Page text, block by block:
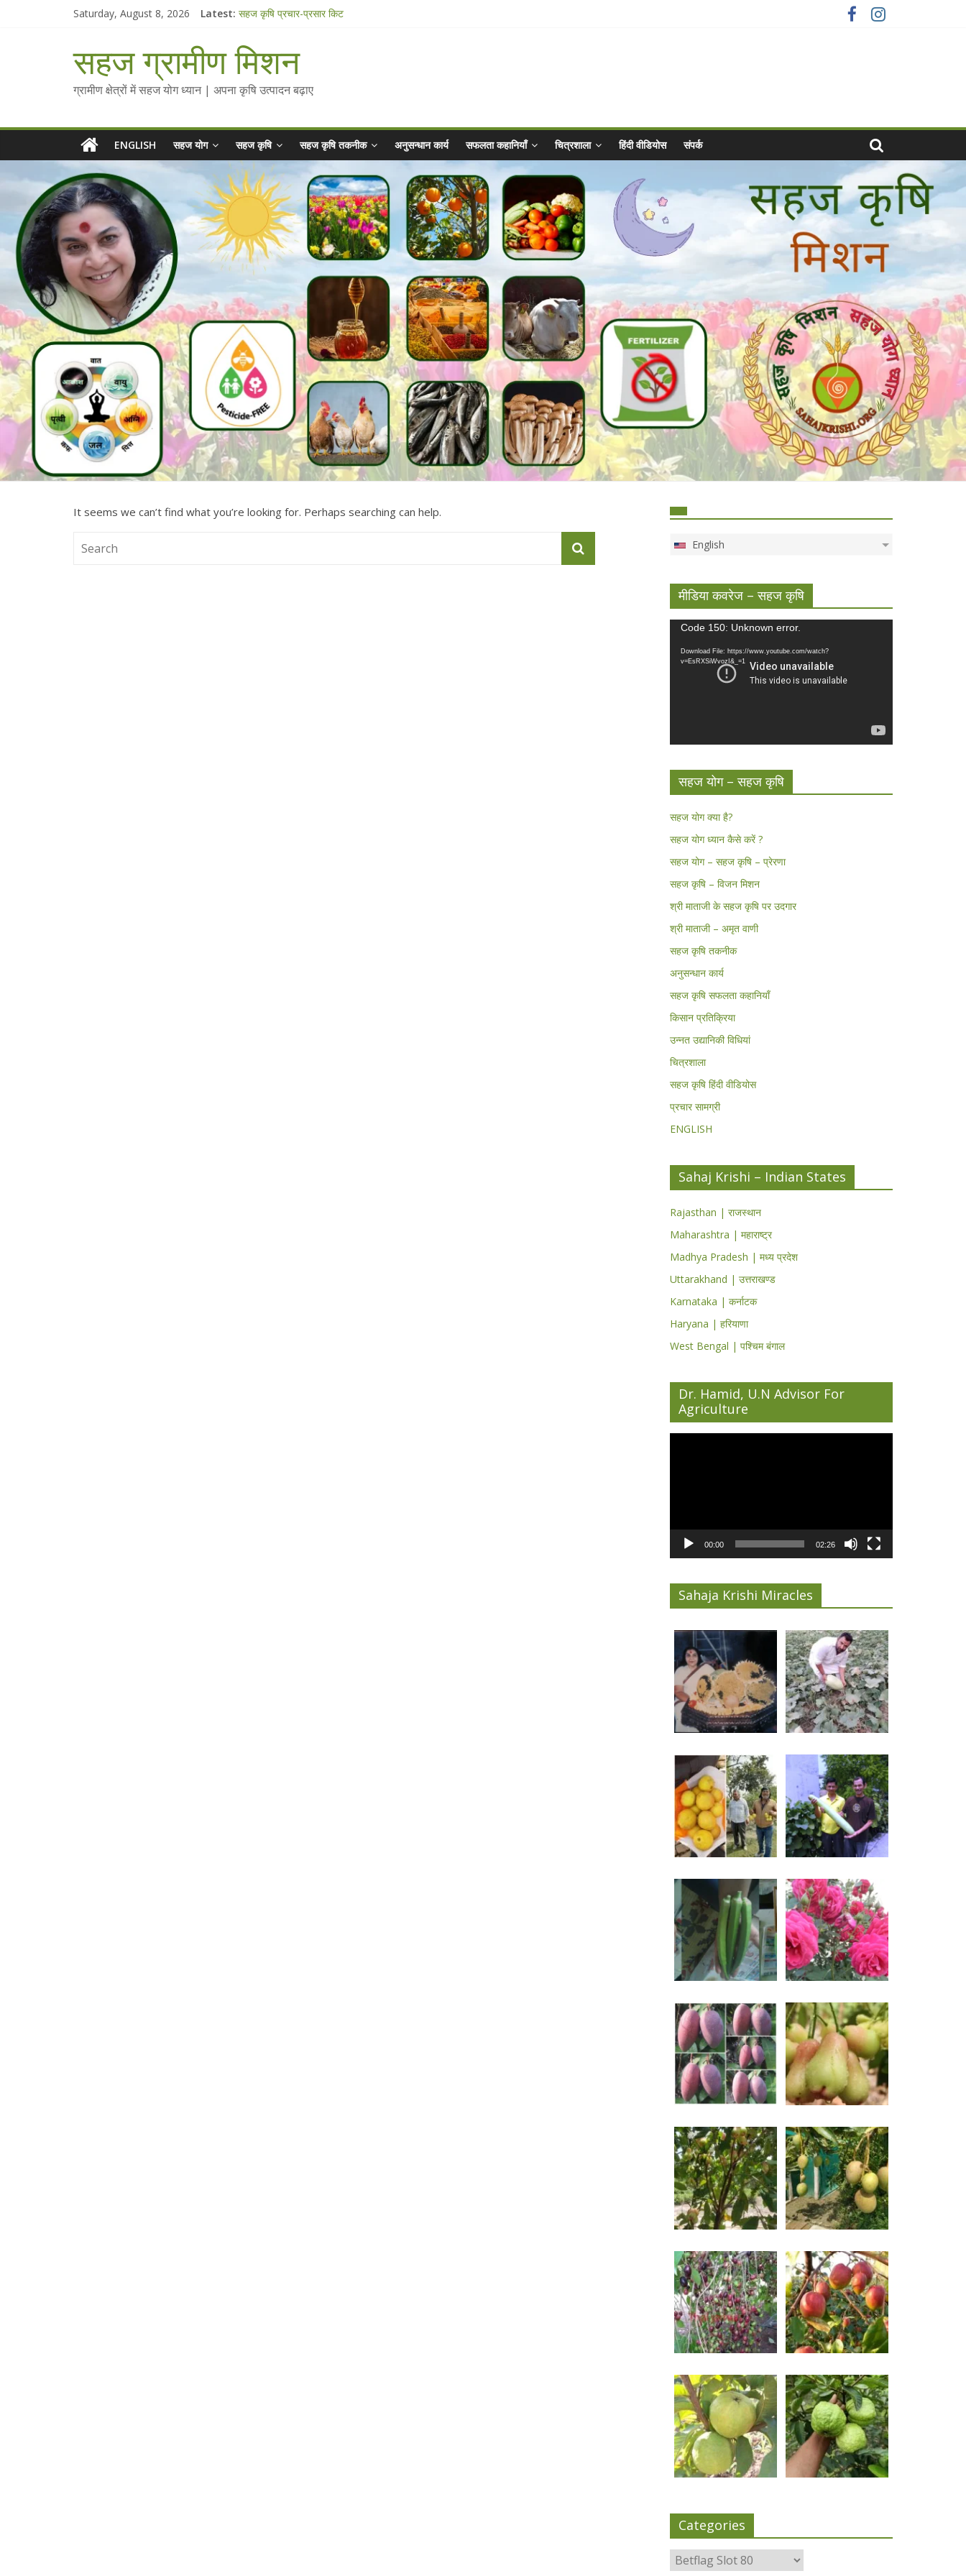
Saturday, August 8, 2026 Latest: सहज कृषि प्रचार-प्रसार किट
Standee Designs @ 2025 for Sahaj Krishi Promotions
Chalo Gaon Ki Or Abhiyaan - 2025-26
Collected Talks on Vibrated Water
सहज ग्रामीण मिशन
ग्रामीण क्षेत्रों में सहज योग ध्यान | अपना कृषि उत्पादन बढ़ाए
ENGLISH सहज योग सहज कृषि सहज कृषि तकनीक अनुसन्धान कार्य सफलता कहानियाँ चित्रशाला हिंदी वीडियोस संपर्क
It seems we can’t find what you’re looking for. Perhaps searching can help.
English
मीडिया कवरेज – सहज कृषि
Video
Code 150: Unknown error.
Download File: https://www.youtube.com/watch?
v=EsRXSiWvozI&_=1
सहज योग – सहज कृषि
सहज योग क्या है?
सहज योग ध्यान कैसे करें ?
सहज योग – सहज कृषि – प्रेरणा
सहज कृषि – विजन मिशन
श्री माताजी के सहज कृषि पर उदगार
श्री माताजी – अमृत वाणी
सहज कृषि तकनीक
अनुसन्धान कार्य
सहज कृषि सफलता कहानियाँ
किसान प्रतिक्रिया
उन्नत उद्यानिकी विधियां
चित्रशाला
सहज कृषि हिंदी वीडियोस
प्रचार सामग्री
ENGLISH
Sahaj Krishi – Indian States
Rajasthan | राजस्थान
Maharashtra | महाराष्ट्र
Madhya Pradesh | मध्य प्रदेश
Uttarakhand | उत्तराखण्ड
Karnataka | कर्नाटक
Haryana | हरियाणा
West Bengal | पश्चिम बंगाल
Dr. Hamid, U.N Advisor For
Agriculture
00:00 02:26
Sahaja Krishi Miracles
Categories
Categories